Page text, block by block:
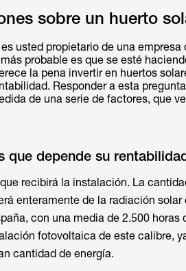
sobre un huerto
usted propietario de una empresa
probable es que se esté
la pena invertir en huertos
Responder a esta
de una serie de factores, que
que depende su
recibirá la instalación. La
enteramente de la radiación
con una media de 2.500
fotovoltaica de este calibre,
cantidad de energía.